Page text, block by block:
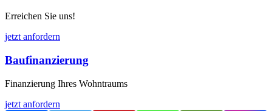
Erreichen Sie uns!
jetzt anfordern
Baufinanzierung
Finanzierung Ihres Wohntraums
jetzt anfordern